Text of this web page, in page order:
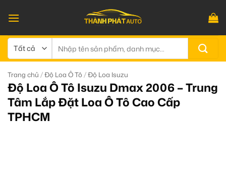
qua
dung
kiếm:
Trang chủ /Độ Loa Ô Tô /Độ Loa Isuzu
Độ Loa Ô Tô Isuzu Dmax 2006 – Trung
Tâm Lắp Đặt Loa Ô Tô Cao Cấp
TPHCM